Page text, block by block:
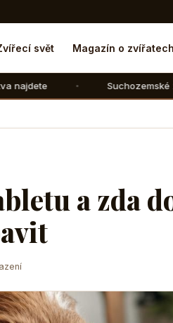
svět Magazín o zvířatech
Suchozemské želvy: Jak jim
a zda